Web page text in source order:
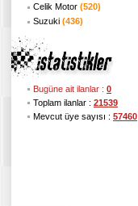
Celik Motor (520)
Suzuki (436)
Bugüne ait ilanlar : 0
Toplam ilanlar : 21539
Mevcut üye sayısı : 57460